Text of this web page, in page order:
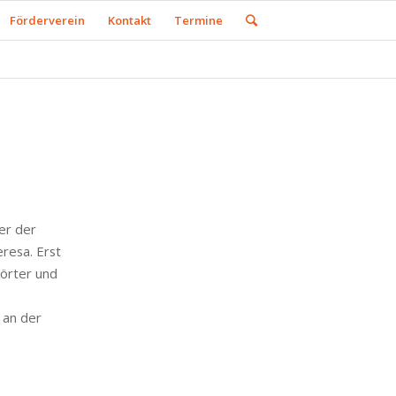
Förderverein Kontakt Termine
der
Erst
und
der